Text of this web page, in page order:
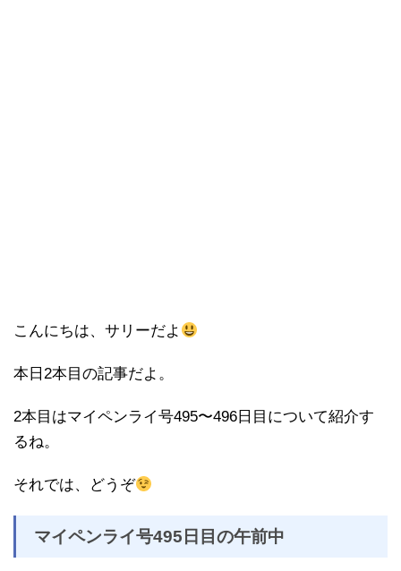
こんにちは、サリーだよ
本日2本目の記事だよ。
2本目はマイペンライ号495〜496日目について紹介す
るね。
それでは、どうぞ
マイペンライ号495日目の午前中